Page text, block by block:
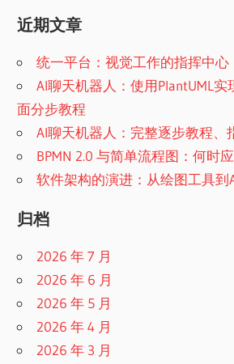
近期文章
统一平台：视觉工作的指挥中心
AI聊天机器人：使用PlantUML
面分步教程
AI聊天机器人：完整逐步教程、
BPMN 2.0 与简单流程图：何时
软件架构的演进：从绘图工具到
归档
2026 年 7 月
2026 年 6 月
2026 年 5 月
2026 年 4 月
2026 年 3 月